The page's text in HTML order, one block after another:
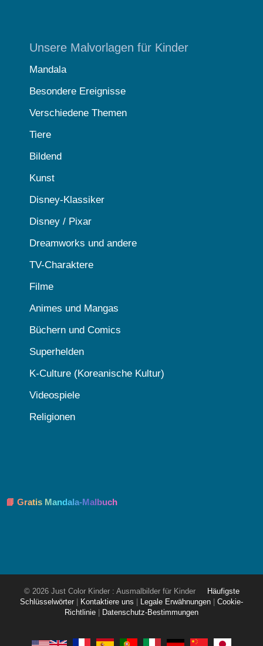
Unsere Malvorlagen für Kinder
Mandala
Besondere Ereignisse
Verschiedene Themen
Tiere
Bildend
Kunst
Disney-Klassiker
Disney / Pixar
Dreamworks und andere
TV-Charaktere
Filme
Animes und Mangas
Büchern und Comics
Superhelden
K-Culture (Koreanische Kultur)
Videospiele
Religionen
📘 Gratis Mandala-Malbuch
© 2026 Just Color Kinder : Ausmalbilder für Kinder
Häufigste
Schlüsselwörter
Kontaktiere uns Legale Erwähnungen
Cookie-
Richtlinie
Datenschutz-Bestimmungen